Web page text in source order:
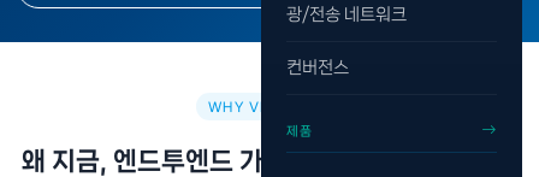
광/전송 네트워크
컨버전스
제품
WHY VISIBILITY
왜 지금, 엔드투엔드 가시성·옵저버빌리티가 필